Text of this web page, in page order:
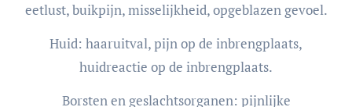
eetlust, buikpijn, misselijkheid, opgeblazen gevoel.
Huid: haaruitval, pijn op de inbrengplaats,
huidreactie op de inbrengplaats.
Borsten en geslachtsorganen: pijnlijke